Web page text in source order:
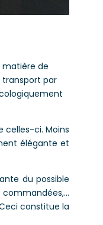
matière de
transport par
celles-ci. Moins
élégante et
du possible
commandées,…
constitue la